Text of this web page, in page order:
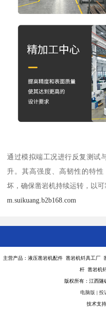
通过模拟端工况进行反复测试
升。其高强度、高韧性的特
坏，确保凿岩机持续运转，以可
m.suikuang.b2b168.com
主营产品：液压凿岩机配件 凿岩机钎具工
杆 凿岩机
版权所有：江西隧
电脑版 | 投
技术支持